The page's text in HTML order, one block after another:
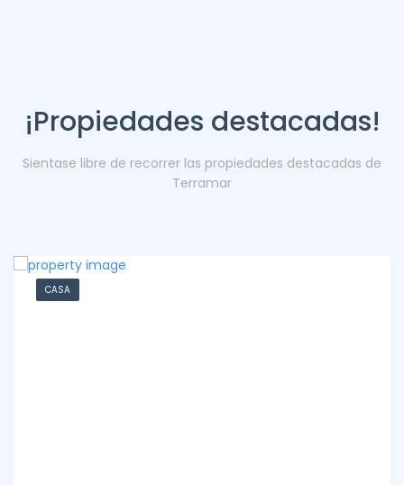
¡Propiedades destacadas!
Sientase libre de recorrer las propiedades destacadas de
Terramar
CASA